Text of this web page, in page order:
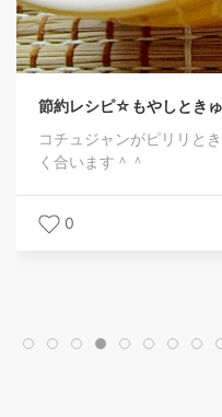
節約レシピ☆もやしときゅ
コチュジャンがピリリと
く合います＾＾
0